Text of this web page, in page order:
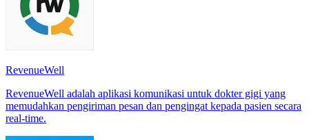
RevenueWell
RevenueWell adalah aplikasi komunikasi untuk dokter gigi yang
memudahkan pengiriman pesan dan pengingat kepada pasien secara
real-time.